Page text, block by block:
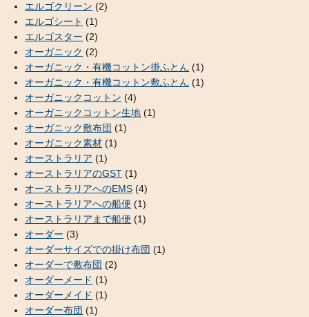
エルゴクリーン (2)
エルゴシート (1)
エルゴスター (2)
オーガニック (2)
オーガニック・有機コットン掛ふとん (1)
オーガニック・有機コットン敷ふとん (1)
オーガニックコットン (4)
オーガニックコットン生地 (1)
オーガニック敷布団 (1)
オーガニック素材 (1)
オーストラリア (1)
オーストラリアのGST (1)
オーストラリアへのEMS (4)
オーストラリアへの船便 (1)
オーストラリアまで船便 (1)
オーダー (3)
オーダーサイズでの掛け布団 (1)
オーダーで敷布団 (2)
オーダーメード (1)
オーダーメイド (1)
オーダー布団 (1)